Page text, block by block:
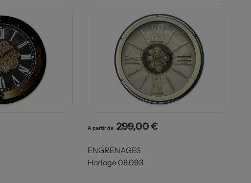
A partir de Prix
299,00 €
ENGRENAGES
Horloge 08.093